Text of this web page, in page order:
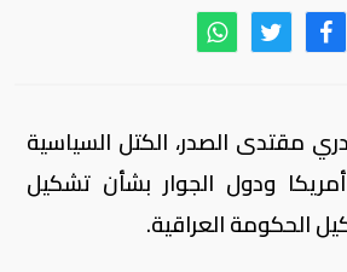
مقتدى الصدر، الكتل السياسية
ودول الجوار بشأن تشكيل
الحكومة العراقية.